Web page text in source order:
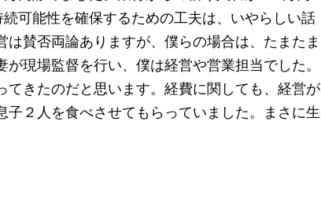
可能性を確保するための工夫は、いやらしい話
賛否両論ありますが、僕らの場合は、たまたま
現場監督を行い、僕は経営や営業担当でした。
きたのだと思います。経費に関しても、経営が
２人を食べさせてもらっていました。まさに生